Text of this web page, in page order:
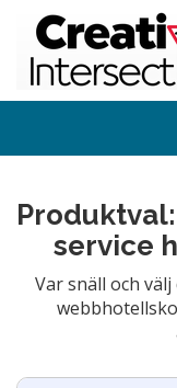
service
Var snäll och